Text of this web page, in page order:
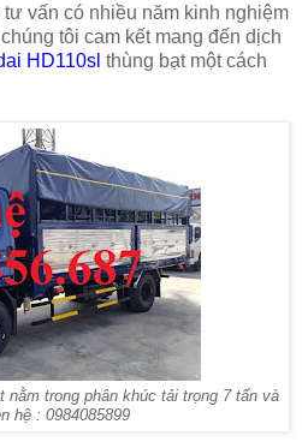
vấn có nhiều năm kinh nghiệm
tôi cam kết mang đến dịch
HD110sl thùng bạt một cách
nằm trong phân khúc tải trọng 7 tấn và
hệ : 0984085899